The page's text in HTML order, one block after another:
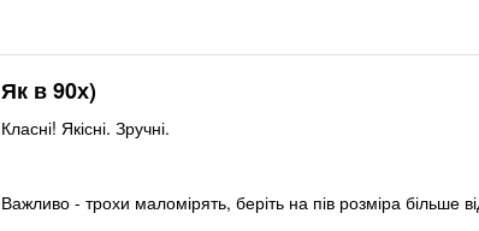
Як в 90х)
Класні! Якісні. Зручні.
Важливо - трохи маломірять, беріть на пів розміра більше